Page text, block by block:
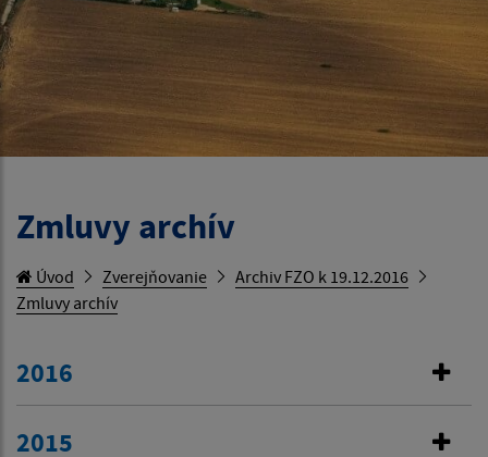
Zmluvy archív
Úvod Zverejňovanie
Archiv FZO k 19.12.2016
Zmluvy archív
2016
2015